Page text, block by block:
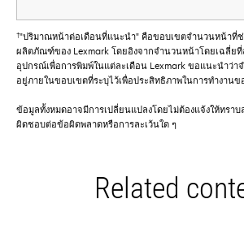
†"ปริมาณหน้าต่อเดือนที่แนะนำ" คือขอบเขตจำนวนหน้าที่
ผลิตภัณฑ์ของ Lexmark โดยอิงจากจำนวนหน้าโดยเฉลี่ยที่
อุปกรณ์เพื่อการพิมพ์ในแต่ละเดือน Lexmark ขอแนะนำว่า
อยู่ภายในขอบเขตที่ระบุไว้เพื่อประสิทธิภาพในการทำงาน
ข้อมูลทั้งหมดอาจมีการเปลี่ยนแปลงโดยไม่ต้องแจ้งให้ทราบ
ผิดชอบต่อข้อผิดพลาดหรือการละเว้นใด ๆ
Related